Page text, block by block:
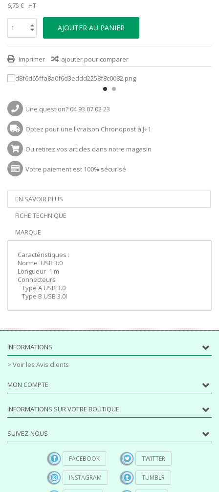
6,75 € HT
AJOUTER AU PANIER
Imprimer ajouter pour comparer
Une question? 04 93 07 02 23
Optez pour une livraison Chronopost à J+1
Ou retirez vos articles dans notre magasin
Votre paiement est 100% sécurisé
EN SAVOIR PLUS
FICHE TECHNIQUE
MARQUE
Caractéristiques :
Norme USB 3.0
Longueur 1 m
Connecteurs
Type A USB 3.0
Type B USB 3.0I
INFORMATIONS
> Voir les Avis clients
MON COMPTE
INFORMATIONS SUR VOTRE BOUTIQUE
SUIVEZ-NOUS
FACEBOOK
INSTAGRAM
TWITTER
TUMBLR